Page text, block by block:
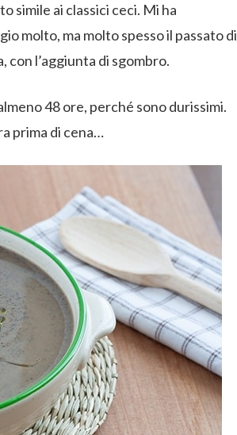
simile ai classici ceci. Mi ha
molto, ma molto spesso il passato di
con l’aggiunta di sgombro.
48 ore, perché sono durissimi.
prima di cena…